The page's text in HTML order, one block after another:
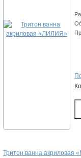
Тритон ванна акриловая